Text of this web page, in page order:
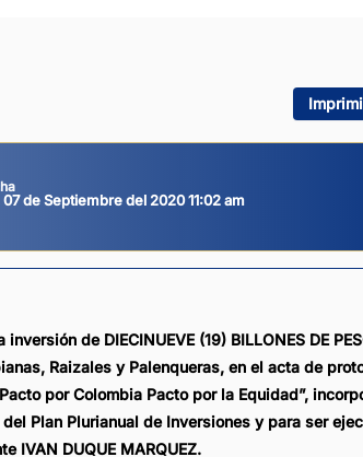
de Septiembre del 2020 11:02 am
de DIECINUEVE (19) BILLONES DE
Raizales y Palenqueras, en el acta de
por Colombia Pacto por la Equidad”,
Plan Plurianual de Inversiones y para ser
IVAN DUQUE MARQUEZ.